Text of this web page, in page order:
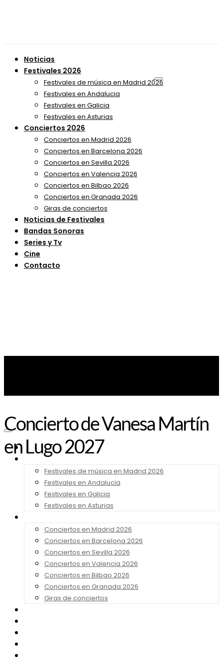
Noticias
Festivales 2026
Festivales de música en Madrid 2026
Festivales en Andalucia
Festivales en Galicia
Festivales en Asturias
Conciertos 2026
Conciertos en Madrid 2026
Conciertos en Barcelona 2026
Conciertos en Sevilla 2026
Conciertos en Valencia 2026
Conciertos en Bilbao 2026
Conciertos en Granada 2026
Giras de conciertos
Noticias de Festivales
Bandas Sonoras
Series y Tv
Cine
Contacto
Noticias
Festivales 2026
Festivales de música en Madrid 2026
Festivales en Andalucia
Festivales en Galicia
Festivales en Asturias
Conciertos en Madrid 2026
Conciertos en Barcelona 2026
Conciertos en Sevilla 2026
Conciertos en Valencia 2026
Conciertos en Bilbao 2026
Conciertos en Granada 2026
Giras de conciertos
Concierto de Vanesa Martín
en Lugo 2027